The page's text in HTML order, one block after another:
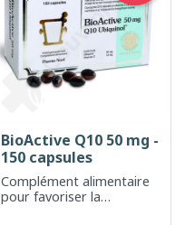
BioActive Q10 50 mg -
150 capsules
Complément alimentaire
pour favoriser la